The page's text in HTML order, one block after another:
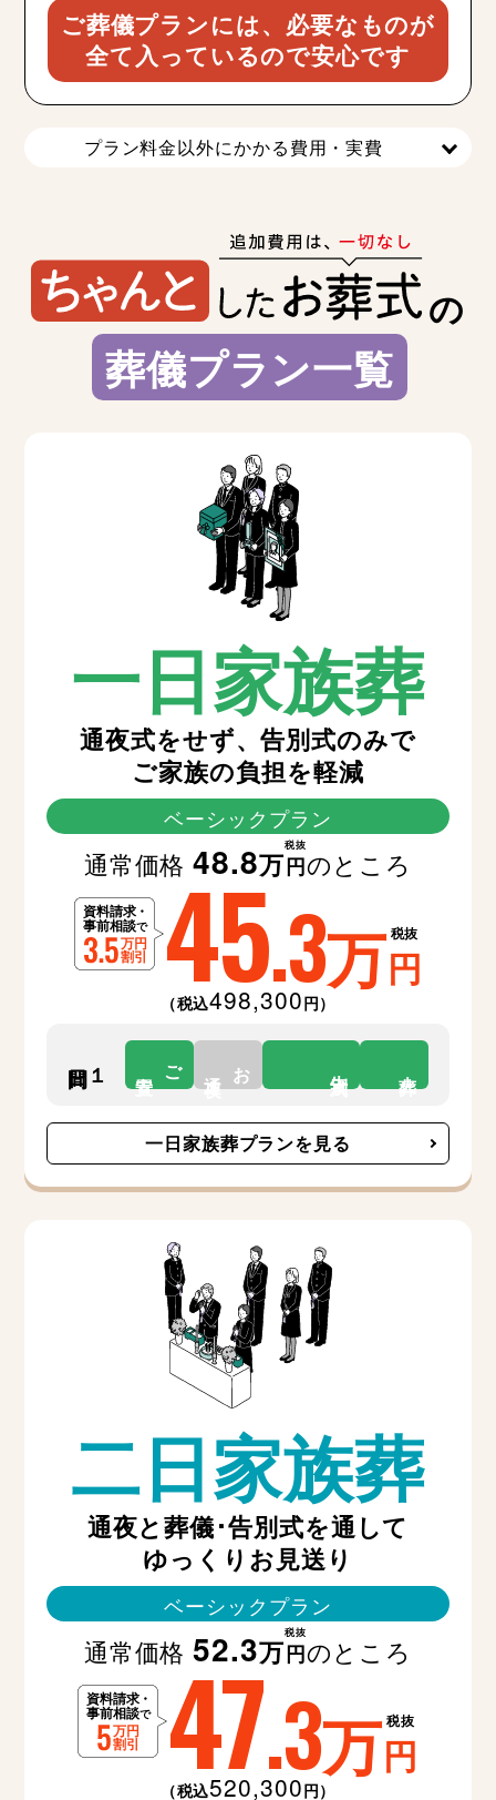
ご葬儀プランには、必要なものが
全て入っているので安心です
プラン料金以外にかかる費用・実費
の
葬儀プラン一覧
一日家族葬
通夜式をせず、告別式のみで
ご家族の負担を軽減
ベーシックプラン
通常価格48.8万円
税抜
のところ
45.3万円
税抜
（税込498,300円）
ご お
一日家族葬プランを見る
二日家族葬
通夜と葬儀･告別式を通して
ゆっくりお見送り
ベーシックプラン
通常価格52.3万円
税抜
のところ
47.3万円
税抜
（税込520,300円）